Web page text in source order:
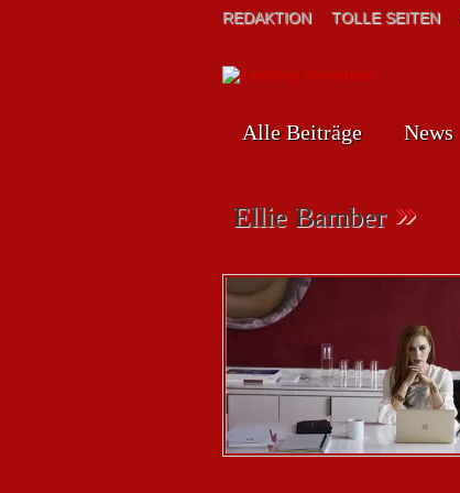
REDAKTION TOLLE SEITEN
Alle Beiträge News
Ellie Bamber »